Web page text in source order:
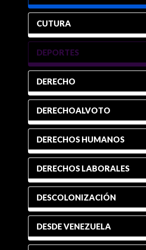
CUTURA
DEPORTES
DERECHO
DERECHOALVOTO
DERECHOS HUMANOS
DERECHOS LABORALES
DESCOLONIZACIÓN
DESDE VENEZUELA